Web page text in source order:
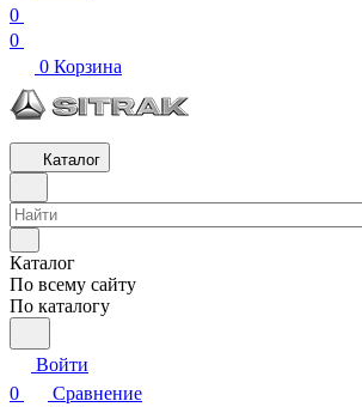
0
0
0 Корзина
Каталог
Каталог
По всему сайту
По каталогу
Войти
0
Сравнение